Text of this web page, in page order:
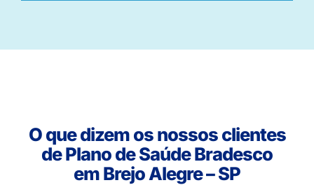
O que dizem os nossos clientes
de Plano de Saúde Bradesco
em Brejo Alegre – SP